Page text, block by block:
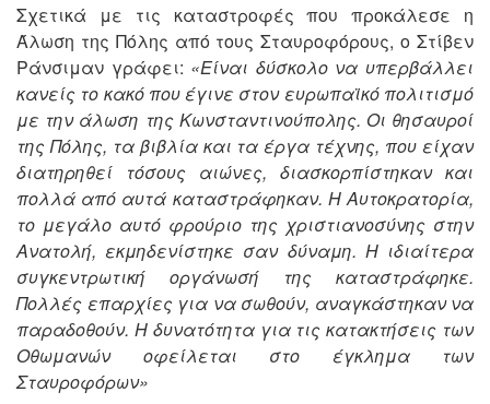
Σχετικά με τις καταστροφές που προκάλεσε η
Άλωση της Πόλης από τους Σταυροφόρους, ο Στίβεν
Ράνσιμαν γράφει: «Είναι δύσκολο να υπερβάλλει
κανείς το κακό που έγινε στον ευρωπαϊκό πολιτισμό
με την άλωση της Κωνσταντινούπολης. Οι θησαυροί
της Πόλης, τα βιβλία και τα έργα τέχνης, που είχαν
διατηρηθεί τόσους αιώνες, διασκορπίστηκαν και
πολλά από αυτά καταστράφηκαν. Η Αυτοκρατορία,
το μεγάλο αυτό φρούριο της χριστιανοσύνης στην
Ανατολή, εκμηδενίστηκε σαν δύναμη. Η ιδιαίτερα
συγκεντρωτική οργάνωσή της καταστράφηκε.
Πολλές επαρχίες για να σωθούν, αναγκάστηκαν να
παραδοθούν. Η δυνατότητα για τις κατακτήσεις των
Οθωμανών οφείλεται στο έγκλημα των
Σταυροφόρων»